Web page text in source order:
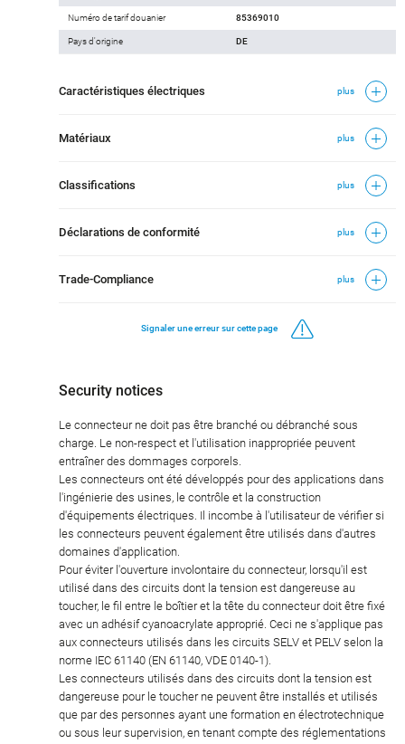
Numéro de tarif douanier 85369010
Pays d'origine DE
Caractéristiques électriques plus
Matériaux plus
Classifications plus
Déclarations de conformité plus
Trade-Compliance plus
Signaler une erreur sur cette page
Security notices
Le connecteur ne doit pas être branché ou débranché sous
charge. Le non-respect et l'utilisation inappropriée peuvent
entraîner des dommages corporels.
Les connecteurs ont été développés pour des applications dans
l'ingénierie des usines, le contrôle et la construction
d'équipements électriques. Il incombe à l'utilisateur de vérifier si
les connecteurs peuvent également être utilisés dans d'autres
domaines d'application.
Pour éviter l'ouverture involontaire du connecteur, lorsqu'il est
utilisé dans des circuits dont la tension est dangereuse au
toucher, le fil entre le boîtier et la tête du connecteur doit être fixé
avec un adhésif cyanoacrylate approprié. Ceci ne s'applique pas
aux connecteurs utilisés dans les circuits SELV et PELV selon la
norme IEC 61140 (EN 61140, VDE 0140-1).
Les connecteurs utilisés dans des circuits dont la tension est
dangereuse pour le toucher ne peuvent être installés et utilisés
que par des personnes ayant une formation en électrotechnique
ou sous leur supervision, en tenant compte des réglementations